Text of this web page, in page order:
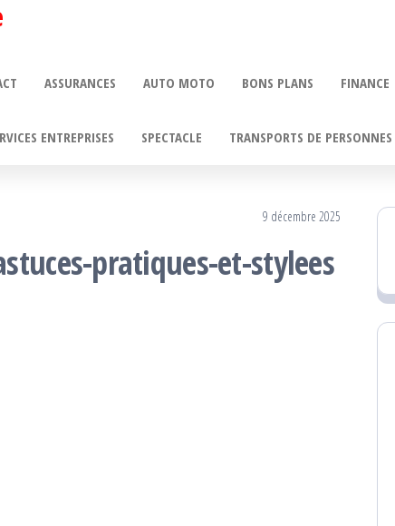
ASSURANCES AUTO MOTO BONS PLANS FINANCE
ENTREPRISES SPECTACLE TRANSPORTS DE PERSONNES
9 décembre 2025
pratiques-et-stylees